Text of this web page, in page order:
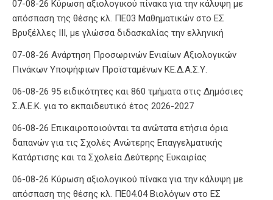
07-08-26 Κύρωση αξιολογικού πίνακα για την κάλυψη με
απόσπαση της θέσης κλ. ΠΕ03 Μαθηματικών στο ΕΣ
Βρυξέλλες ΙΙΙ, με γλώσσα διδασκαλίας την ελληνική
07-08-26 Ανάρτηση Προσωρινών Ενιαίων Αξιολογικών
Πινάκων Υποψήφιων Προϊσταμένων ΚΕ.Δ.Α.Σ.Υ.
06-08-26 95 ειδικότητες και 860 τμήματα στις Δημόσιες
Σ.Α.Ε.Κ. για το εκπαιδευτικό έτος 2026-2027
06-08-26 Επικαιροποιούνται τα ανώτατα ετήσια όρια
δαπανών για τις Σχολές Ανώτερης Επαγγελματικής
Κατάρτισης και τα Σχολεία Δεύτερης Ευκαιρίας
06-08-26 Κύρωση αξιολογικού πίνακα για την κάλυψη με
απόσπαση της θέσης κλ. ΠΕ04.04 Βιολόγων στο ΕΣ